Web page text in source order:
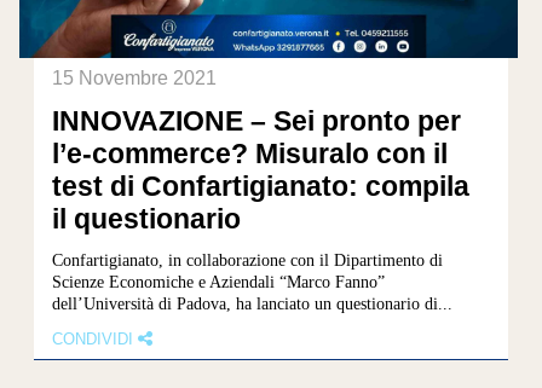
15 Novembre 2021
INNOVAZIONE – Sei pronto per
l’e-commerce? Misuralo con il
test di Confartigianato: compila
il questionario
Confartigianato, in collaborazione con il Dipartimento di
Scienze Economiche e Aziendali “Marco Fanno”
dell’Università di Padova, ha lanciato un questionario di...
CONDIVIDI